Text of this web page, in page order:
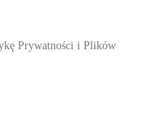
Prywatności i Plików